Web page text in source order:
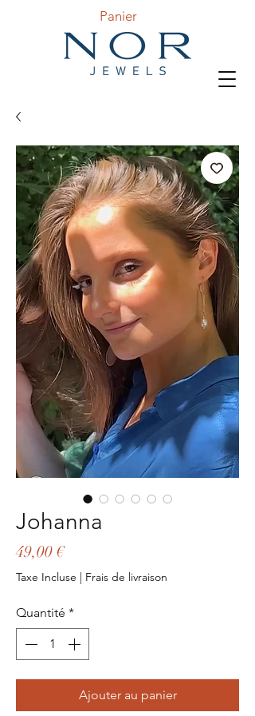
Panier
Johanna
49,00 €Prix
Taxe Incluse | Frais de livraison
Quantité *
Ajouter au panier